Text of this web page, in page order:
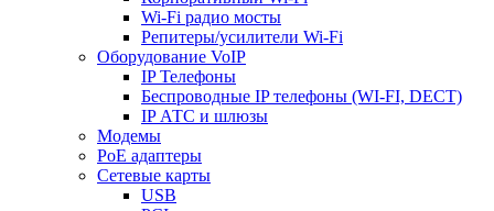
Wi-Fi радио мосты
Репитеры/усилители Wi-Fi
Оборудование VoIP
IP Телефоны
Беспроводные IP телефоны (WI-FI, DECT)
IP АТС и шлюзы
Модемы
PoE адаптеры
Сетевые карты
USB